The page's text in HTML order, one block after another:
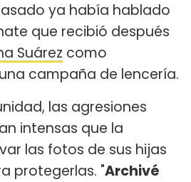
ya había hablado
que recibió después
Suárez como
campaña de lencería.
las agresiones
intensas que la
las fotos de sus hijas
protegerlas. "Archivé